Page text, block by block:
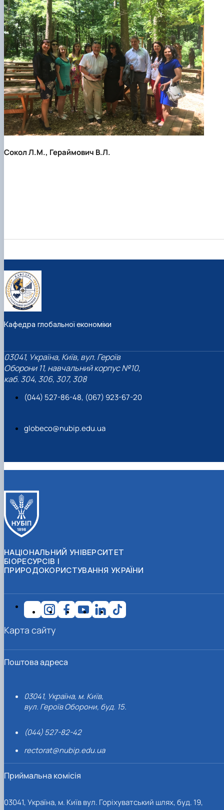
Сокол Л.М., Гераймович В.Л.
Кафедра глобальної економіки
03041, Україна, Київ, вул. Героїв
Оборони 11, навчальний корпус №10,
каб. 304, 306, 307, 308
(044) 527-86-48, (067) 923-67-20
globeco@nubip.edu.ua
НАЦІОНАЛЬНИЙ УНІВЕРСИТЕТ
БІОРЕСУРСІВ І
ПРИРОДОКОРИСТУВАННЯ УКРАЇНИ
Поштова адреса
03041, Україна, м. Київ,
вул. Героїв Оборони, буд. 15.
(044) 527-82-42
rectorat@nubip.edu.ua
Приймальна комісія
03041, Україна, м. Київ вул. Горіхуватський шлях, буд. 19,
Карта сайту